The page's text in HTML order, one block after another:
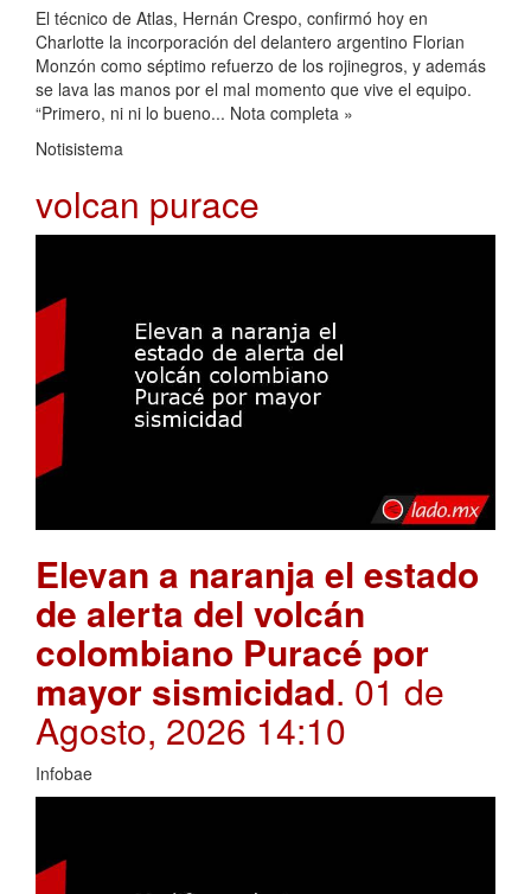
El técnico de Atlas, Hernán Crespo, confirmó hoy en
Charlotte la incorporación del delantero argentino Florian
Monzón como séptimo refuerzo de los rojinegros, y además
se lava las manos por el mal momento que vive el equipo.
“Primero, ni ni lo bueno... Nota completa »
Notisistema
volcan purace
Elevan a naranja el estado
de alerta del volcán
colombiano Puracé por
mayor sismicidad. 01 de
Agosto, 2026 14:10
Infobae